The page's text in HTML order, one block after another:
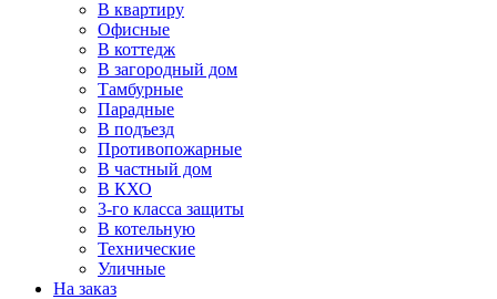
В квартиру
Офисные
В коттедж
В загородный дом
Тамбурные
Парадные
В подъезд
Противопожарные
В частный дом
В КХО
3-го класса защиты
В котельную
Технические
Уличные
На заказ